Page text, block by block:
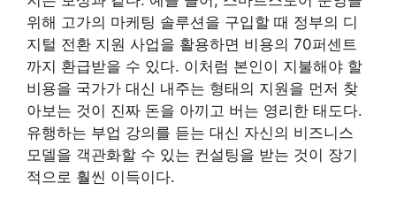
위해 고가의 마케팅 솔루션을 구입할 때 정부의 디
지털 전환 지원 사업을 활용하면 비용의 70퍼센트
까지 환급받을 수 있다. 이처럼 본인이 지불해야 할
비용을 국가가 대신 내주는 형태의 지원을 먼저 찾
아보는 것이 진짜 돈을 아끼고 버는 영리한 태도다.
유행하는 부업 강의를 듣는 대신 자신의 비즈니스
모델을 객관화할 수 있는 컨설팅을 받는 것이 장기
적으로 훨씬 이득이다.